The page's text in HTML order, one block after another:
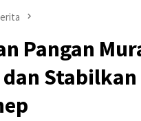
Pangan
Stabilkan